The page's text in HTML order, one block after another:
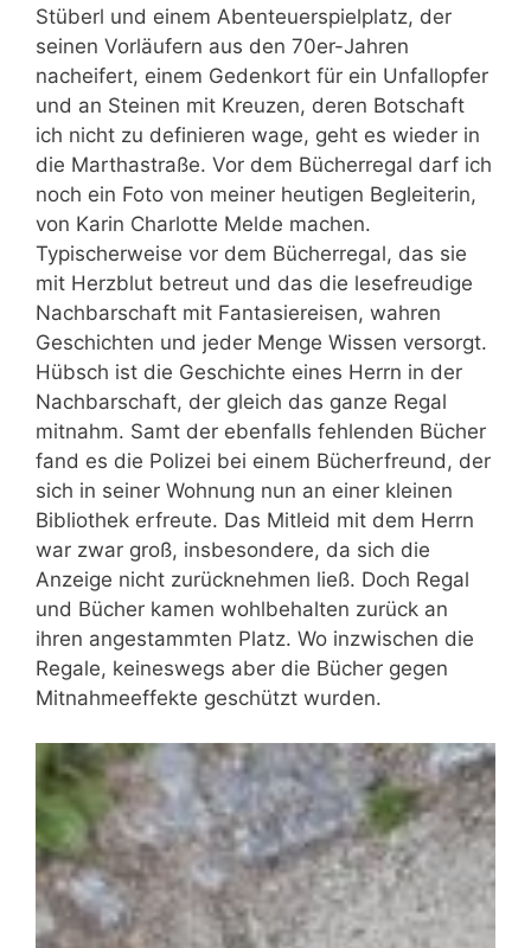
Stüberl und einem Abenteuerspielplatz, der
seinen Vorläufern aus den 70er-Jahren
nacheifert, einem Gedenkort für ein Unfallopfer
und an Steinen mit Kreuzen, deren Botschaft
ich nicht zu definieren wage, geht es wieder in
die Marthastraße. Vor dem Bücherregal darf ich
noch ein Foto von meiner heutigen Begleiterin,
von Karin Charlotte Melde machen.
Typischerweise vor dem Bücherregal, das sie
mit Herzblut betreut und das die lesefreudige
Nachbarschaft mit Fantasiereisen, wahren
Geschichten und jeder Menge Wissen versorgt.
Hübsch ist die Geschichte eines Herrn in der
Nachbarschaft, der gleich das ganze Regal
mitnahm. Samt der ebenfalls fehlenden Bücher
fand es die Polizei bei einem Bücherfreund, der
sich in seiner Wohnung nun an einer kleinen
Bibliothek erfreute. Das Mitleid mit dem Herrn
war zwar groß, insbesondere, da sich die
Anzeige nicht zurücknehmen ließ. Doch Regal
und Bücher kamen wohlbehalten zurück an
ihren angestammten Platz. Wo inzwischen die
Regale, keineswegs aber die Bücher gegen
Mitnahmeeffekte geschützt wurden.